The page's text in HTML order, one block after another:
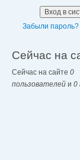
Забыли пароль?
Сейчас на
Сейчас на сайте 0
пользователей и 0